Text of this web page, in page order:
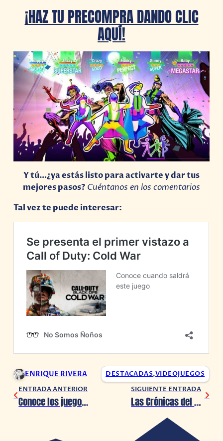
¡HAZ TU PRECOMPRA DANDO CLIC
AQUÍ!
Y tú…¿ya estás listo para activarte y dar tus
mejores pasos? Cuéntanos en los comentarios
Tal vez te puede interesar:
ENRIQUE RIVERA DESTACADAS,VIDEOJUEGOS
ENTRADA ANTERIOR
Conoce los juegos de PlayStation Plus para Septiembre 2020
SIGUIENTE ENTRADA
Las Crónicas del Taco 2 llega a Netflix este 15 de septiembre